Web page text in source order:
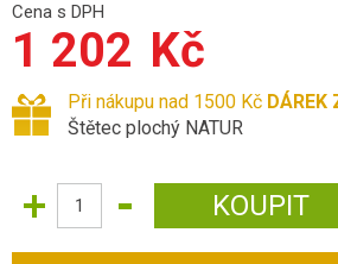
Cena s DPH
1 202 Kč
Při nákupu nad 1500 Kč DÁREK
Štětec plochý NATUR